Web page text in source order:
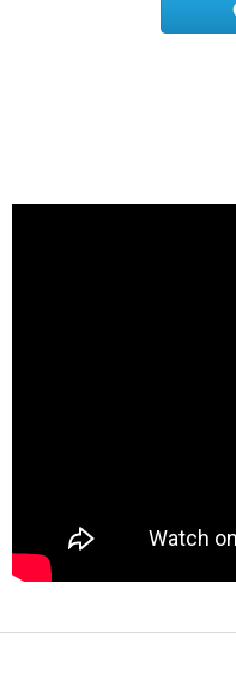
Z